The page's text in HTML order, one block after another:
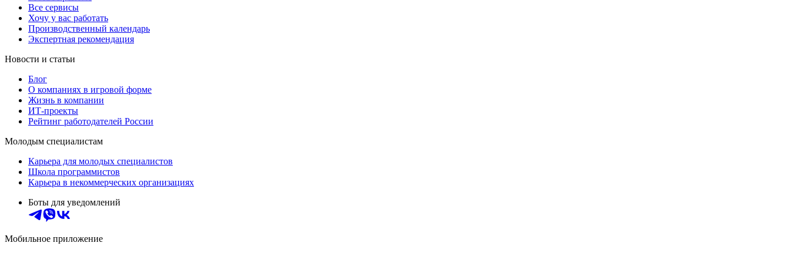
Все сервисы
Хочу у вас работать
Производственный календарь
Экспертная рекомендация
Новости и статьи
Блог
О компаниях в игровой форме
Жизнь в компании
ИТ-проекты
Рейтинг работодателей России
Молодым специалистам
Карьера для молодых специалистов
Школа программистов
Карьера в некоммерческих организациях
Боты для уведомлений
Мобильное приложение